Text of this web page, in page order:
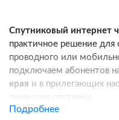
Спутниковый интернет
практичное решение для
проводного или
подключаем абонентов
края и в прилегающих
покрытия спутника.
Подробнее